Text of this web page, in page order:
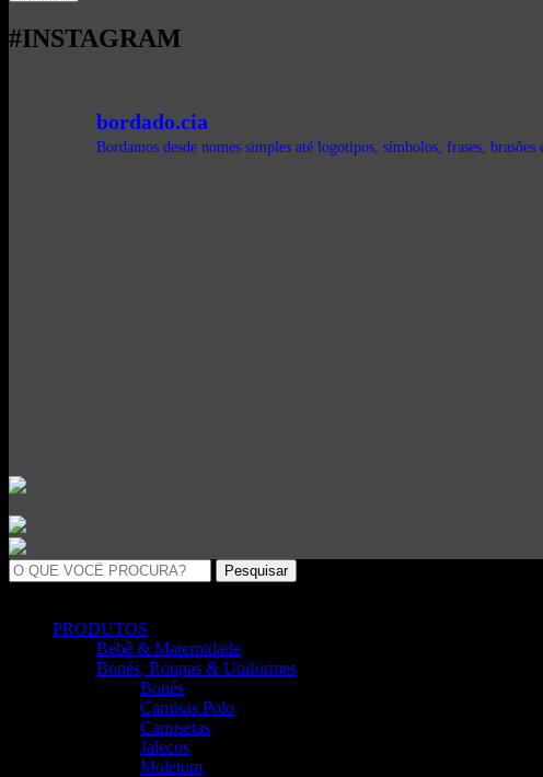
#INSTAGRAM
bordado.cia
Bordamos desde nomes simples até logotipos, símbolos, frases, brasões
Pesquisar
PRODUTOS
Bebê & Maternidade
Bonés, Roupas & Uniformes
Bonés
Camisas Polo
Camisetas
Jalecos
Moletom